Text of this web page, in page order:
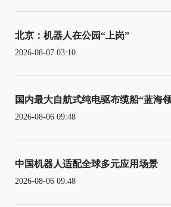
北京：机器人在公园“上岗”
2026-08-07 03:10
国内最大自航式纯电驱布缆船“蓝海
2026-08-06 09:48
中国机器人适配全球多元应用场景
2026-08-06 09:48